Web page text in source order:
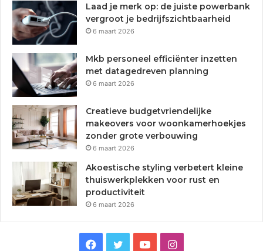
Laad je merk op: de juiste powerbank
vergroot je bedrijfszichtbaarheid
6 maart 2026
Mkb personeel efficiënter inzetten
met datagedreven planning
6 maart 2026
Creatieve budgetvriendelijke
makeovers voor woonkamerhoekjes
zonder grote verbouwing
6 maart 2026
Akoestische styling verbetert kleine
thuiswerkplekken voor rust en
productiviteit
6 maart 2026
I